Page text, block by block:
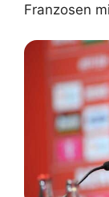
Franzosen